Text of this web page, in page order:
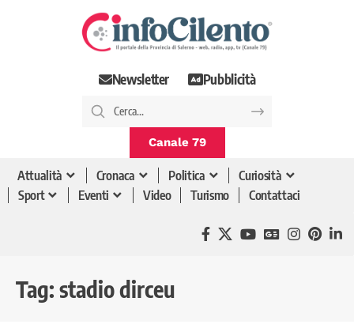
Newsletter Pubblicità
Canale 79
Attualità Cronaca Politica
Curiosità
Sport
Eventi Video Turismo Contattaci
Tag: stadio dirceu